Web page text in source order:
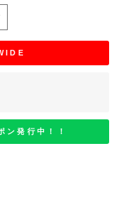
発行中！！